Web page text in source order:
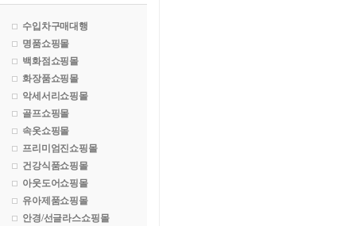
수입차구매대행
명품쇼핑몰
백화점쇼핑몰
화장품쇼핑몰
악세서리쇼핑몰
골프쇼핑몰
속옷쇼핑몰
프리미엄진쇼핑몰
건강식품쇼핑몰
아웃도어쇼핑몰
유아제품쇼핑몰
안경/선글라스쇼핑몰